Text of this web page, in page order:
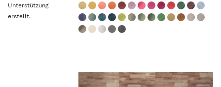
Unterstützung
erstellt.